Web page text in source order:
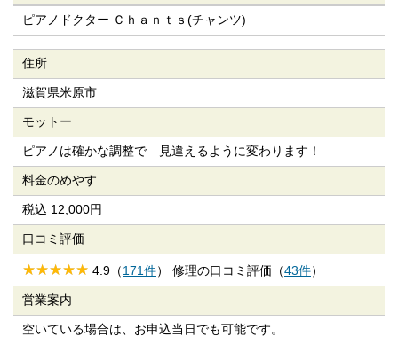
ピアノドクター Ｃｈａｎｔｓ(チャンツ)
住所
滋賀県米原市
モットー
ピアノは確かな調整で 見違えるように変わります！
料金のめやす
税込 12,000円
口コミ評価
4.9（171件） 修理の口コミ評価（43件）
営業案内
空いている場合は、お申込当日でも可能です。